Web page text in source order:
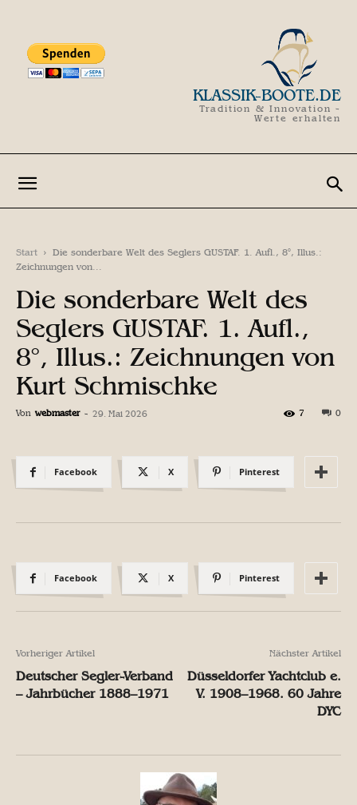
KLASSIK-BOOTE.DE
Tradition & Innovation -
Werte erhalten
Start
Die sonderbare Welt des Seglers GUSTAF. 1. Aufl., 8°, Illus.:
Zeichnungen von...
Die sonderbare Welt des
Seglers GUSTAF. 1. Aufl.,
8°, Illus.: Zeichnungen von
Kurt Schmischke
Von webmaster - 29. Mai 2026 0
7
Facebook X Pinterest
Facebook X Pinterest
Vorheriger Artikel
Deutscher Segler-Verband
– Jahrbücher 1888–1971
Nächster Artikel
Düsseldorfer Yachtclub e.
V. 1908–1968. 60 Jahre
DYC